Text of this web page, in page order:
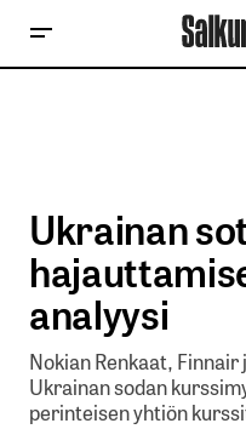
Ukrainan
analyysi
Nokian Renkaat,
Ukrainan sodan
perinteisen yhtiön